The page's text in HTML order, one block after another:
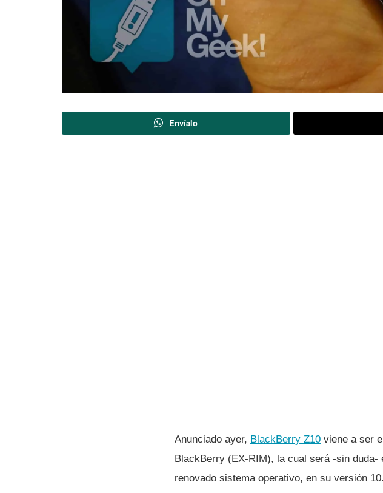
Envíalo
Anunciado ayer, BlackBerry Z10 viene a ser
BlackBerry (EX-RIM), la cual será -sin
renovado sistema operativo, en su versión 10.